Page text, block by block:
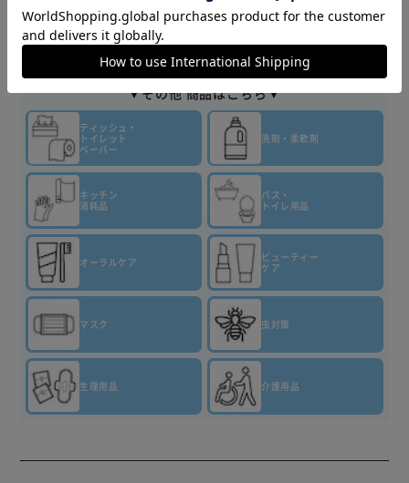
商品情報
▼その他 商品はこちら▼
ティッシュ・
トイレット
ペーパー
洗剤・柔軟剤
キッチン
消耗品
バス・
トイレ用品
オーラルケア
ビューティー
ケア
マスク 虫対策
生理用品 介護用品